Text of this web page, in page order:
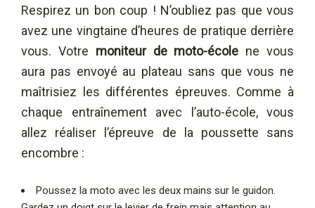
Respirez un bon coup ! N’oubliez pas que vous
avez une vingtaine d’heures de pratique derrière
vous. Votre moniteur de moto-école ne vous
aura pas envoyé au plateau sans que vous ne
maîtrisiez les différentes épreuves. Comme à
chaque entraînement avec l’auto-école, vous
allez réaliser l’épreuve de la poussette sans
encombre :
Poussez la moto avec les deux mains sur le guidon.